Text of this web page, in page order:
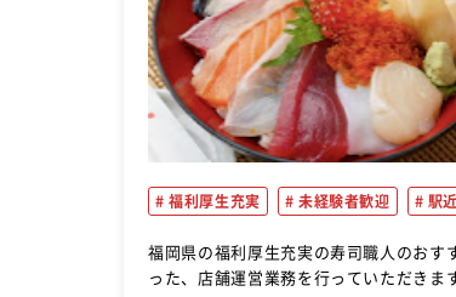
福利厚生充実 未経験者歓迎 駅近
福岡県の福利厚生充実の寿司職人のおすすめ転職求人ならこれ！ 接客や調
った、店舗運営業務を行っていただきま